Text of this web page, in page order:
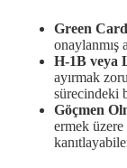
Green
onaylanmış
H-1B veya
ayırmak
sürecindeki
Göçmen
ermek üzere